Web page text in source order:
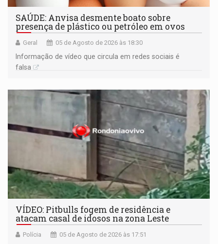
SAÚDE: Anvisa desmente boato sobre
presença de plástico ou petróleo em ovos
Geral 05 de Agosto de 2026 às 18:30
Informação de vídeo que circula em redes sociais é
falsa
VÍDEO: Pitbulls fogem de residência e
atacam casal de idosos na zona Leste
Polícia 05 de Agosto de 2026 às 17:51